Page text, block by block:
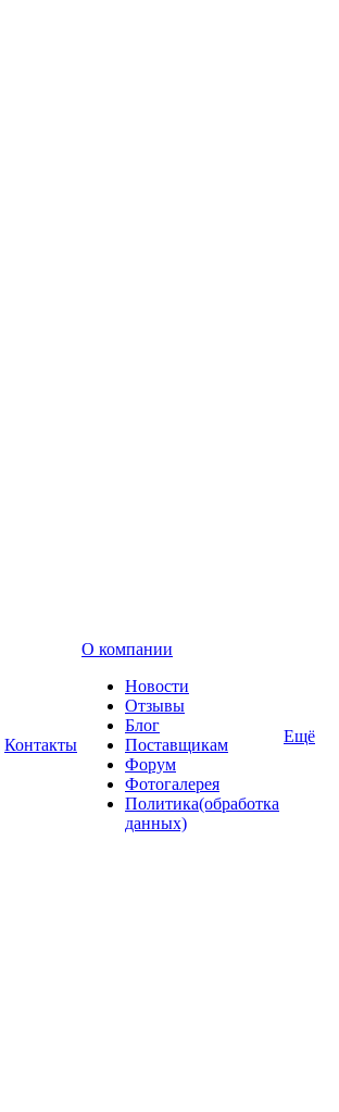
Контакты
О компании
Новости
Отзывы
Блог
Поставщикам
Форум
Фотогалерея
Политика(обработка
данных)
Ещё